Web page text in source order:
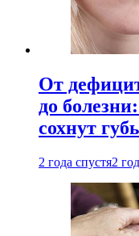
От
до
сохнут
2 года спустя2